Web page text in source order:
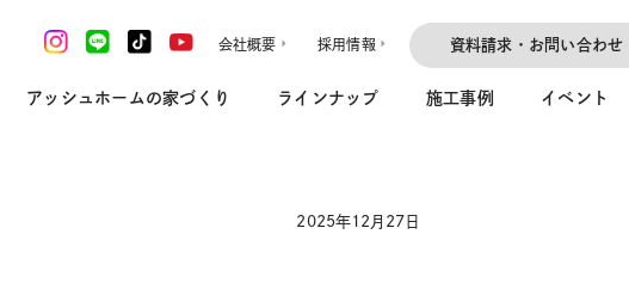
会社概要 採用情報 資料請求・お問い合わせ
アッシュホームの家づくり ラインナップ 施工事例 イベント
2025年12月27日